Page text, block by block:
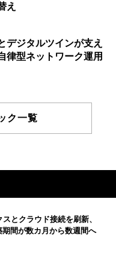
え
デジタルツインが支え
律型ネットワーク運用
ク一覧
とクラウド接続を刷新、
間が数カ月から数週間へ